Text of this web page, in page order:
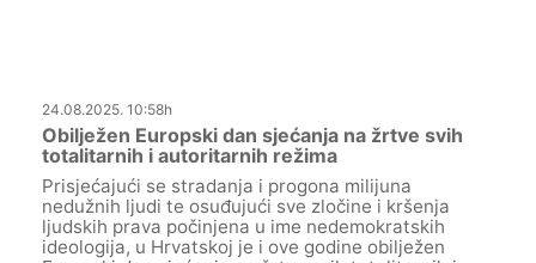
24.08.2025. 10:58h
Obilježen Europski dan sjećanja na žrtve svih
totalitarnih i autoritarnih režima
Prisjećajući se stradanja i progona milijuna
nedužnih ljudi te osuđujući sve zločine i kršenja
ljudskih prava počinjena u ime nedemokratskih
ideologija, u Hrvatskoj je i ove godine obilježen